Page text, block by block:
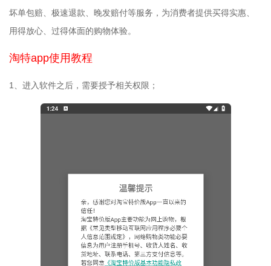
坏单包赔、极速退款、晚发赔付等服务，为消费者提供买得实惠、
用得放心、过得体面的购物体验。
淘特app使用教程
1、进入软件之后，需要授予相关权限；